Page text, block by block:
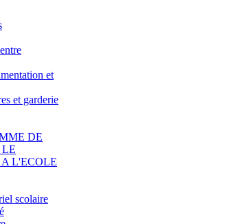
et
et garderie
DE
L'ECOLE
scolaire